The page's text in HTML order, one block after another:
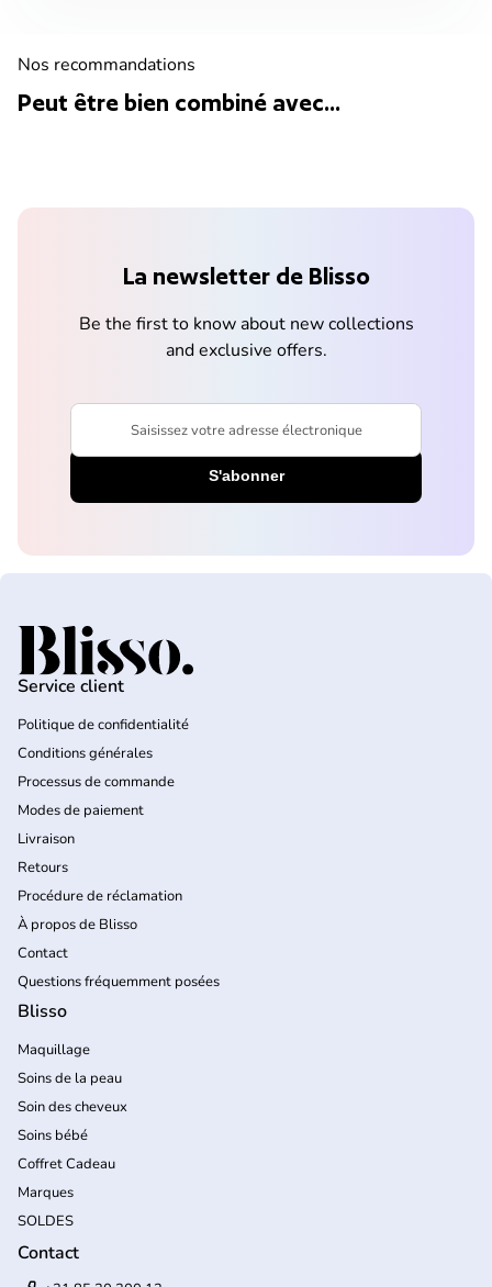
Nos recommandations
Peut être bien combiné avec...
La newsletter de Blisso
Be the first to know about new collections
and exclusive offers.
Saisissez votre adresse électronique
Accueil
Service client
Politique de confidentialité
Conditions générales
Processus de commande
Modes de paiement
Livraison
Retours
Procédure de réclamation
À propos de Blisso
Contact
Questions fréquemment posées
Blisso
Maquillage
Soins de la peau
Soin des cheveux
Soins bébé
Coffret Cadeau
Marques
SOLDES
Contact